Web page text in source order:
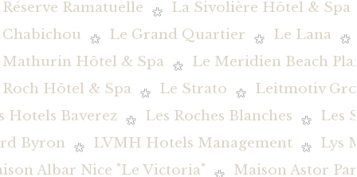
Ramatuelle
La Sivolière Hôtel & Spa
Le Grand Quartier
Le Lana
Mathurin Hôtel & Spa
Le Meridien Beach
Hôtel & Spa
Le Strato
Leitmotiv
Hotels Baverez
Les Roches Blanches
Les
Byron
LVMH Hotels Management
Lys
Albar Nice "Le Victoria"
Maison Astor